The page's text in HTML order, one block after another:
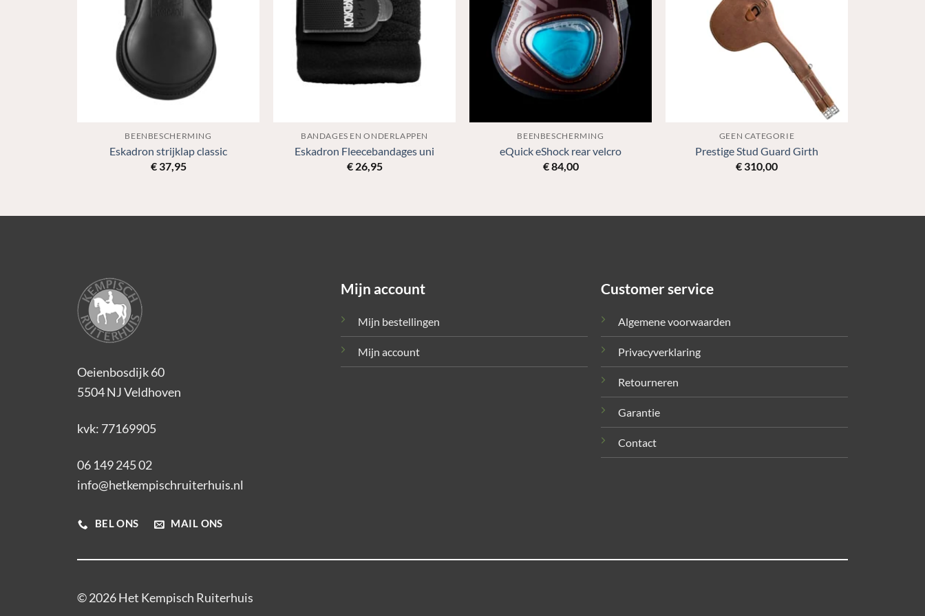
BEENBESCHERMING
Eskadron strijklap classic
€37,95
BANDAGES EN ONDERLAPPEN
Eskadron Fleecebandages uni
€26,95
BEENBESCHERMING
eQuick eShock rear velcro
€84,00
GEEN CATEGORIE
Prestige Stud Guard Girth
€ 310,00
Oeienbosdijk 60
5504 NJ Veldhoven
kvk: 77169905
06 149 245 02
info@hetkempischruiterhuis.nl
BEL ONS MAIL ONS
Mijn account
Mijn bestellingen
Mijn account
Customer service
Algemene voorwaarden
Privacyverklaring
Retourneren
Garantie
Contact
© 2026 Het Kempisch Ruiterhuis